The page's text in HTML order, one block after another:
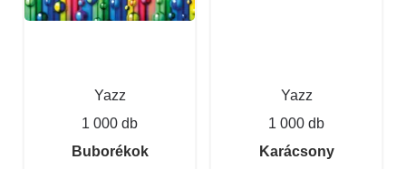
Yazz
1 000 db
Buborékok
Yazz
1 000 db
Karácsony